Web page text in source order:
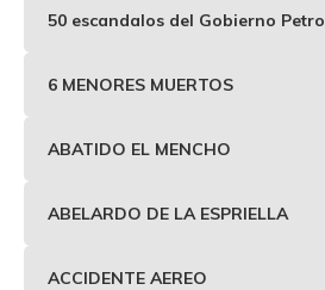
50 escandalos del Gobierno Petro
6 MENORES MUERTOS
ABATIDO EL MENCHO
ABELARDO DE LA ESPRIELLA
ACCIDENTE AEREO